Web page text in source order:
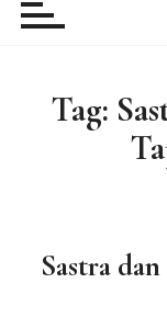
Tag:
Sastra